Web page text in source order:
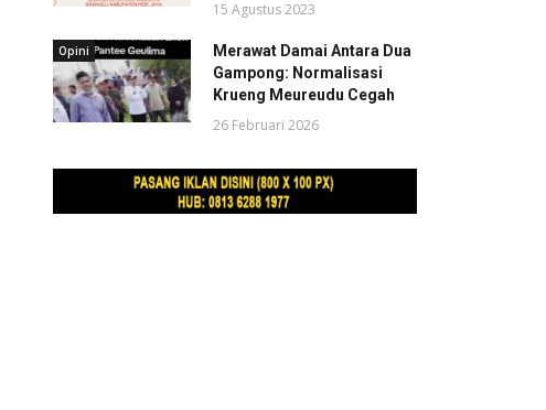
15 Agustus 2023
Opini
Merawat Damai Antara Dua
Gampong: Normalisasi
Krueng Meureudu Cegah
26 Februari 2026